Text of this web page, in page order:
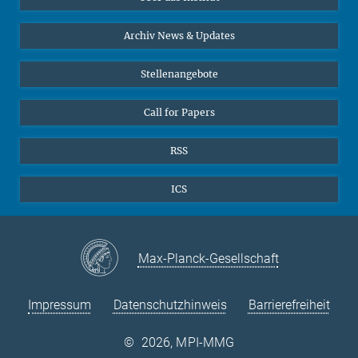
24
25 26 27 28 29
30
Online-Vorträge
Interviews zum Thema "Diversity"
Archiv News & Updates
Stellenangebote
Call for Papers
RSS
ICS
Max-Planck-Gesellschaft
Impressum Datenschutzhinweis Barrierefreiheit
© 2026, MPI-MMG